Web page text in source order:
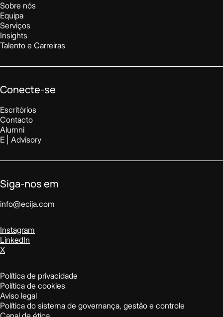
Sobre nós
Equipa
Serviços
Insights
Talento e Carreiras
Conecte-se
Escritórios
Contacto
Alumni
E | Advisory
Siga-nos em
info@ecija.com
Instagram
LinkedIn
X
Política de privacidade
Política de cookies
Aviso legal
Política do sistema de governança, gestão e controle